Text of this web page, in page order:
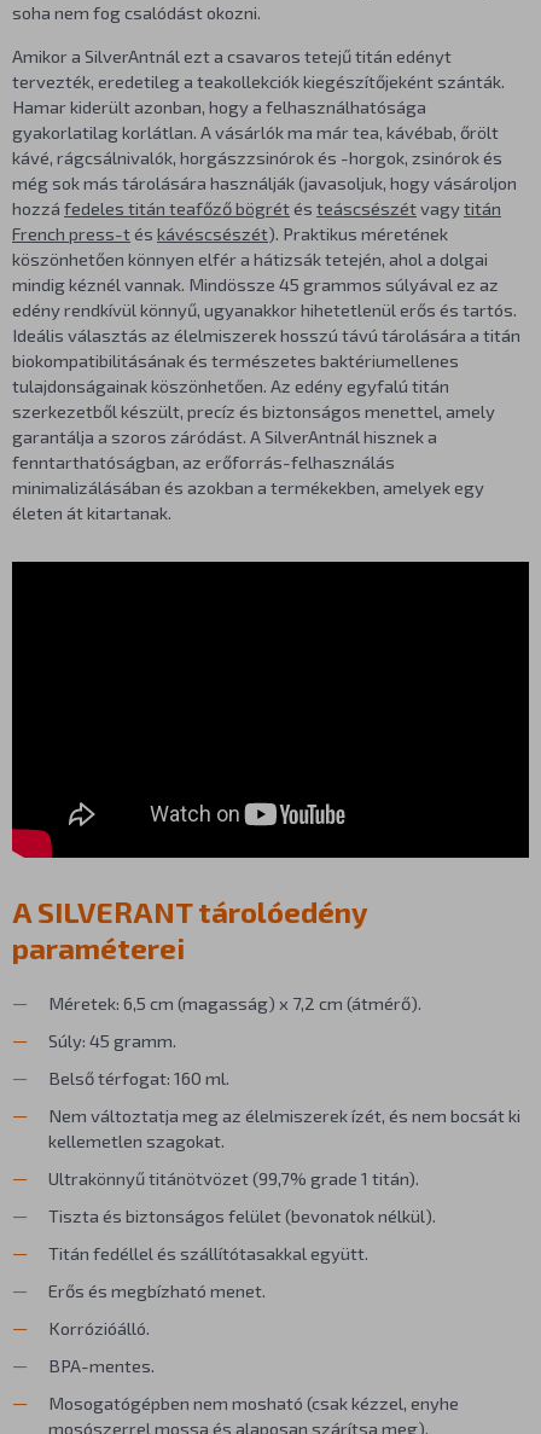
soha nem fog csalódást okozni.
Amikor a SilverAntnál ezt a csavaros tetejű titán edényt
tervezték, eredetileg a teakollekciók kiegészítőjeként szánták.
Hamar kiderült azonban, hogy a felhasználhatósága
gyakorlatilag korlátlan. A vásárlók ma már tea, kávébab, őrölt
kávé, rágcsálnivalók, horgászzsinórok és -horgok, zsinórok és
még sok más tárolására használják (javasoljuk, hogy vásároljon
hozzá fedeles titán teafőző bögrétés teáscsészétvagytitán
French press-tés kávéscsészét). Praktikus méretének
köszönhetően könnyen elfér a hátizsák tetején, ahol a dolgai
mindig kéznél vannak. Mindössze 45 grammos súlyával ez az
edény rendkívül könnyű, ugyanakkor hihetetlenül erős és tartós.
Ideális választás az élelmiszerek hosszú távú tárolására a titán
biokompatibilitásának és természetes baktériumellenes
tulajdonságainak köszönhetően. Az edény egyfalú titán
szerkezetből készült, precíz és biztonságos menettel, amely
garantálja a szoros záródást. A SilverAntnál hisznek a
fenntarthatóságban, az erőforrás-felhasználás
minimalizálásában és azokban a termékekben, amelyek egy
életen át kitartanak.
A SILVERANT tárolóedény
paraméterei
Méretek: 6,5 cm (magasság) x 7,2 cm (átmérő).
Súly: 45 gramm.
Belső térfogat: 160 ml.
Nem változtatja meg az élelmiszerek ízét, és nem bocsát ki
kellemetlen szagokat.
Ultrakönnyű titánötvözet (99,7% grade 1 titán).
Tiszta és biztonságos felület (bevonatok nélkül).
Titán fedéllel és szállítótasakkal együtt.
Erős és megbízható menet.
Korrózióálló.
BPA-mentes.
Mosogatógépben nem mosható (csak kézzel, enyhe
mosószerrel mossa és alaposan szárítsa meg).